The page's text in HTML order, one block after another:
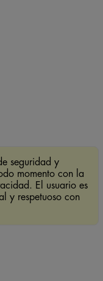
seguridad y
momento con la
El usuario es
y respetuoso con